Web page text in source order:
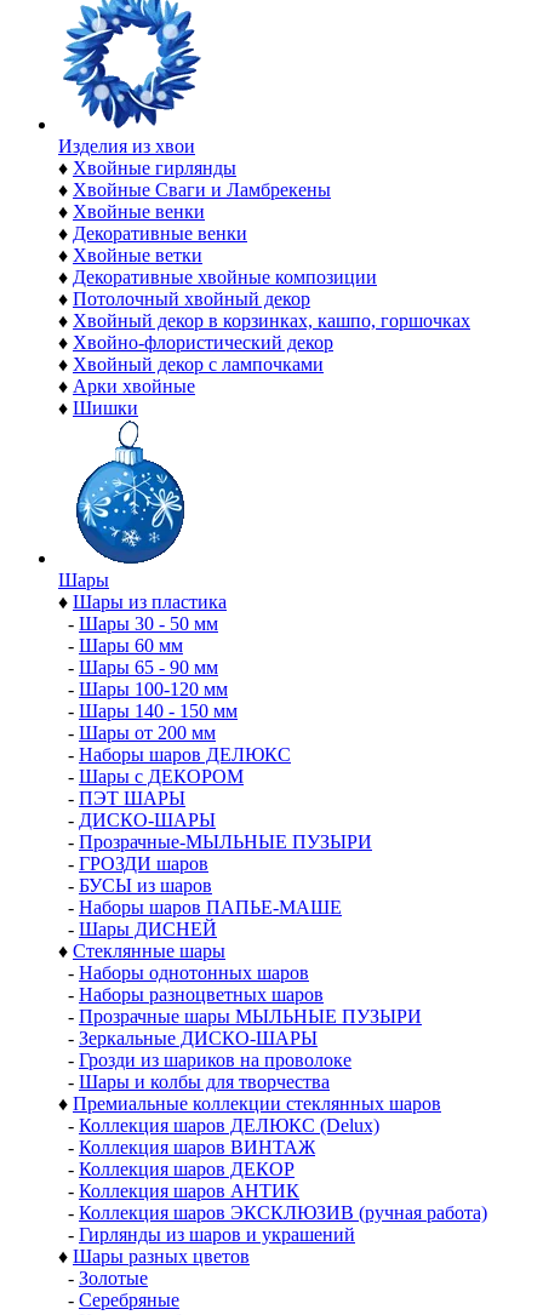
Изделия из хвои
♦ Хвойные гирлянды
♦ Хвойные Сваги и Ламбрекены
♦ Хвойные венки
♦ Декоративные венки
♦ Хвойные ветки
♦ Декоративные хвойные композиции
♦ Потолочный хвойный декор
♦ Хвойный декор в корзинках, кашпо, горшочках
♦ Хвойно-флористический декор
♦ Хвойный декор с лампочками
♦ Арки хвойные
♦ Шишки
Шары
♦ Шары из пластика
- Шары 30 - 50 мм
- Шары 60 мм
- Шары 65 - 90 мм
- Шары 100-120 мм
- Шары 140 - 150 мм
- Шары от 200 мм
- Наборы шаров ДЕЛЮКС
- Шары с ДЕКОРОМ
- ПЭТ ШАРЫ
- ДИСКО-ШАРЫ
- Прозрачные-МЫЛЬНЫЕ ПУЗЫРИ
- ГРОЗДИ шаров
- БУСЫ из шаров
- Наборы шаров ПАПЬЕ-МАШЕ
- Шары ДИСНЕЙ
♦ Стеклянные шары
- Наборы однотонных шаров
- Наборы разноцветных шаров
- Прозрачные шары МЫЛЬНЫЕ ПУЗЫРИ
- Зеркальные ДИСКО-ШАРЫ
- Грозди из шариков на проволоке
- Шары и колбы для творчества
♦ Премиальные коллекции стеклянных шаров
- Коллекция шаров ДЕЛЮКС (Delux)
- Коллекция шаров ВИНТАЖ
- Коллекция шаров ДЕКОР
- Коллекция шаров АНТИК
- Коллекция шаров ЭКСКЛЮЗИВ (ручная работа)
- Гирлянды из шаров и украшений
♦ Шары разных цветов
- Золотые
- Серебряные